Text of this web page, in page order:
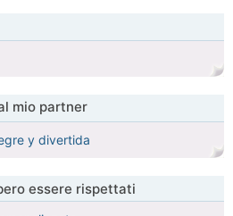
mio partner
y divertida
essere rispettati